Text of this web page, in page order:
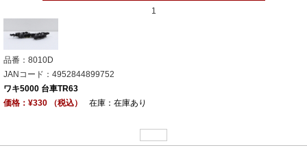
1
品番：8010D
JANコード：4952844899752
ワキ5000 台車TR63
価格：¥330 （税込）
在庫：在庫あり